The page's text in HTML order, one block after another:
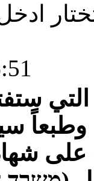
على